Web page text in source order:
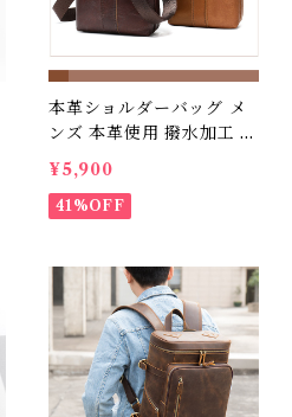
本革ショルダーバッグ メ
ンズ 本革使用 撥水加工 革
製ポーチ 送料無料 プレゼ
ント
¥5,900
41%OFF